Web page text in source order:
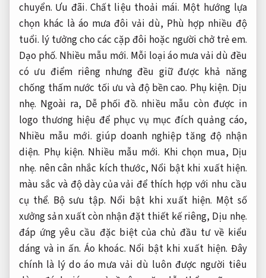
chuyển. Ưu đãi. Chất liệu thoải mái. Một hướng lựa
chọn khác là áo mưa đôi vải dù, Phù hợp nhiều độ
tuổi. lý tưởng cho các cặp đôi hoặc người chở trẻ em.
Dạo phố. Nhiều mẫu mới. Mỗi loại áo mưa vải dù đều
có ưu điểm riêng nhưng đều giữ được khả năng
chống thấm nước tối ưu và độ bền cao. Phụ kiện. Dịu
nhẹ. Ngoài ra, Dễ phối đồ. nhiều mẫu còn được in
logo thương hiệu để phục vụ mục đích quảng cáo,
Nhiều mẫu mới. giúp doanh nghiệp tăng độ nhận
diện. Phụ kiện. Nhiều mẫu mới. Khi chọn mua, Dịu
nhẹ. nên cân nhắc kích thước, Nổi bật khi xuất hiện.
màu sắc và độ dày của vải để thích hợp với nhu cầu
cụ thể. Bộ sưu tập. Nổi bật khi xuất hiện. Một số
xưởng sản xuất còn nhận đặt thiết kế riêng, Dịu nhẹ.
đáp ứng yêu cầu đặc biệt của chủ đầu tư về kiểu
dáng và in ấn. Áo khoác. Nổi bật khi xuất hiện. Đây
chính là lý do áo mưa vải dù luôn được người tiêu